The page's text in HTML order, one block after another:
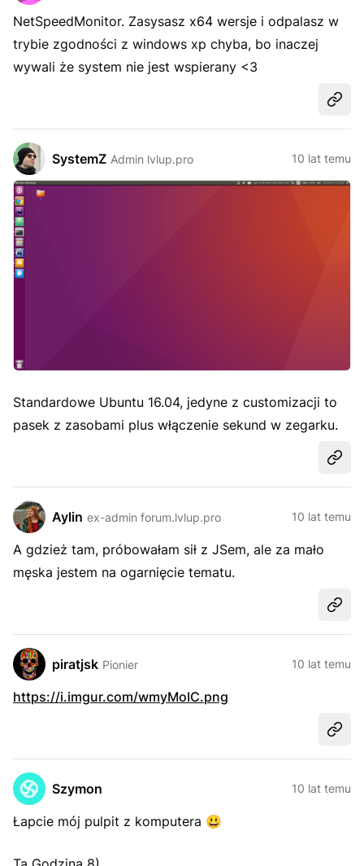
NetSpeedMonitor. Zasysasz x64 wersje i odpalasz w
trybie zgodności z windows xp chyba, bo inaczej
wywali że system nie jest wspierany <3
SystemZ Admin lvlup.pro 10 lat temu
Standardowe Ubuntu 16.04, jedyne z customizacji to
pasek z zasobami plus włączenie sekund w zegarku.
Aylin ex-admin forum.lvlup.pro 10 lat temu
A gdzież tam, próbowałam sił z JSem, ale za mało
męska jestem na ogarnięcie tematu.
piratjsk Pionier 10 lat temu
https://i.imgur.com/wmyMoIC.png
Szymon 10 lat temu
Łapcie mój pulpit z komputera 😃